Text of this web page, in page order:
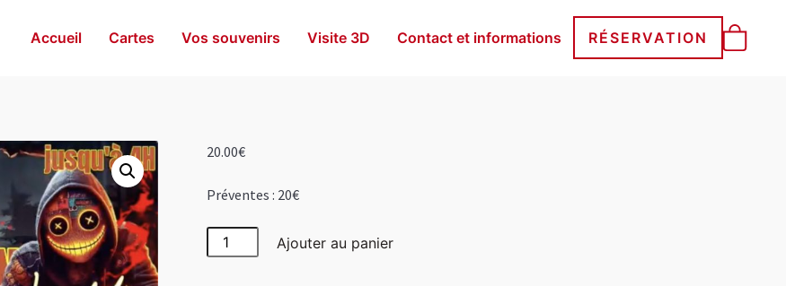
Accueil Cartes Vos souvenirs Visite 3D Contact et informations RÉSERVATION
20.00€
Préventes : 20€
quantité
de
Ajouter au panier